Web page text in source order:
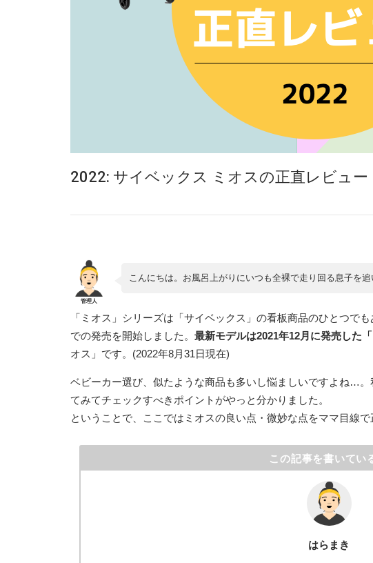
2022: サイベックス ミオスの正直レビュー
こんにちは。お風呂上がりにいつも全裸で走り回る息子を追
「ミオス」シリーズは「サイベックス」の看板商品のひとつで
での発売を開始しました。 最新モデルは2021年12月に発売した「
オス」です。(2022年8月31日現在)
ベビーカー選び、似たような商品も多いし悩ましいですよね…
てみてチェックすべきポイントがやっと分かりました。
ということで、ここではミオスの良い点・微妙な点をママ目線で
この記事を書いてい
はらまき